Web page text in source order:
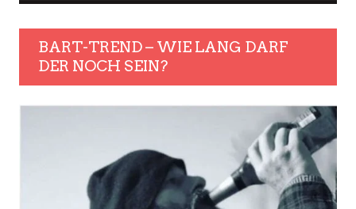
BART-TREND – WIE LANG DARF
DER NOCH SEIN?